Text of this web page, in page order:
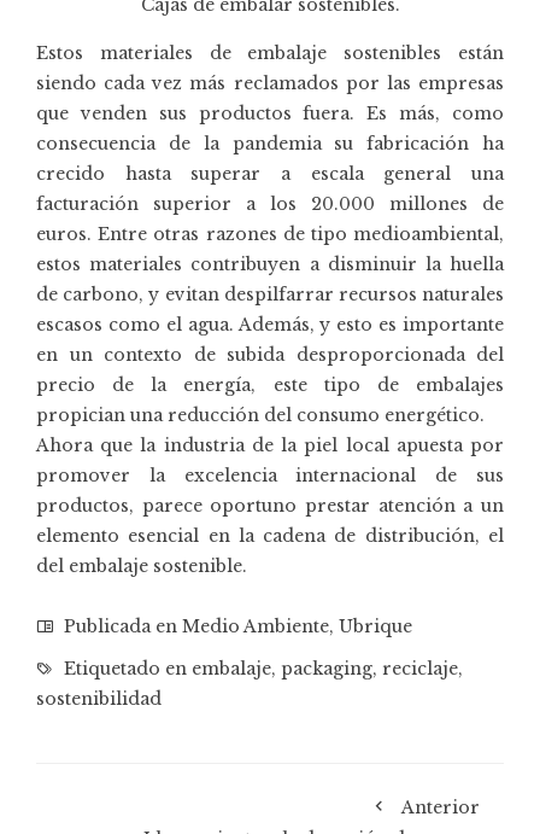
Estos materiales de embalaje sostenibles están
siendo cada vez más reclamados por las empresas
que venden sus productos fuera. Es más, como
consecuencia de la pandemia su fabricación ha
crecido hasta superar a escala general una
facturación superior a los 20.000 millones de
euros. Entre otras razones de tipo medioambiental,
estos materiales contribuyen a disminuir la huella
de carbono, y evitan despilfarrar recursos naturales
escasos como el agua. Además, y esto es importante
en un contexto de subida desproporcionada del
precio de la energía, este tipo de embalajes
propician una reducción del consumo energético.
Ahora que la industria de la piel local apuesta por
promover la excelencia internacional
de sus
productos, parece oportuno prestar atención a un
elemento esencial en la cadena de distribución, el
del embalaje sostenible.
Publicada en Medio Ambiente, Ubrique
Etiquetado en embalaje, packaging, reciclaje,
sostenibilidad
Anterior